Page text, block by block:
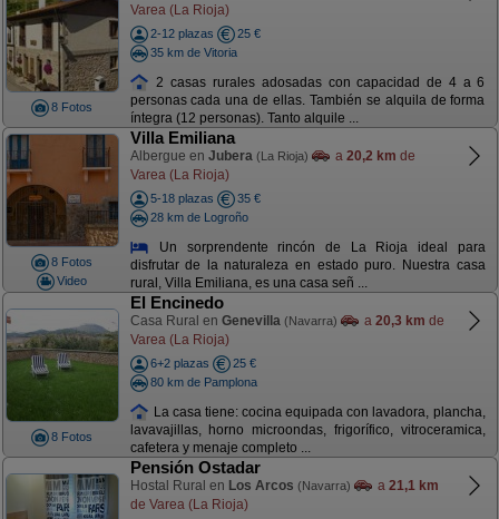
8 Fotos
Varea (La Rioja)
2-12 plazas
25 €
35 km de Vitoria
2 casas rurales adosadas con capacidad de 4 a 6
personas cada una de ellas. También se alquila de forma
íntegra (12 personas). Tanto alquile ...
8 Fotos
Video
Villa Emiliana
Albergue en Jubera (La Rioja) a 20,2 km de
Varea (La Rioja)
5-18 plazas
35 €
28 km de Logroño
Un sorprendente rincón de La Rioja ideal para
disfrutar de la naturaleza en estado puro. Nuestra casa
rural, Villa Emiliana, es una casa señ ...
8 Fotos
El Encinedo
Casa Rural en Genevilla (Navarra) a 20,3 km de
Varea (La Rioja)
6+2 plazas
25 €
80 km de Pamplona
La casa tiene: cocina equipada con lavadora, plancha,
lavavajillas, horno microondas, frigorífico, vitroceramica,
cafetera y menaje completo ...
Pensión Ostadar
Hostal Rural en Los Arcos (Navarra) a 21,1 km
de Varea (La Rioja)